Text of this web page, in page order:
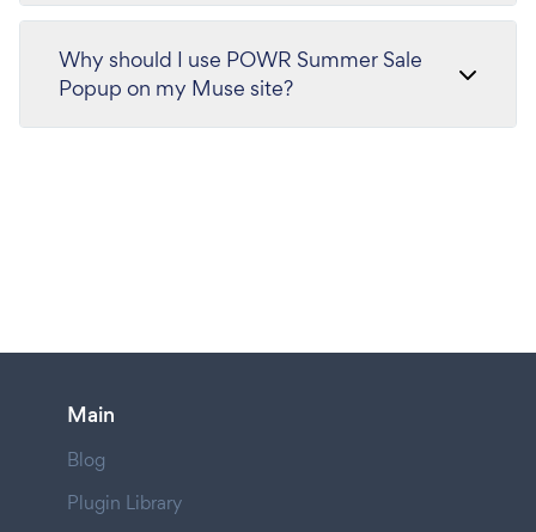
Why should I use POWR Summer Sale
Popup on my Muse site?
Main
Blog
Plugin Library